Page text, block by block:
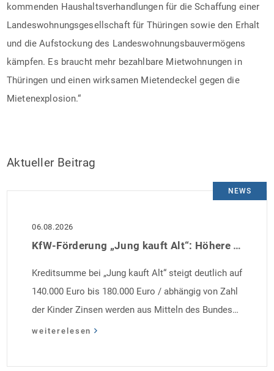
kommenden Haushaltsverhandlungen für die Schaffung einer
Landeswohnungsgesellschaft für Thüringen sowie den Erhalt
und die Aufstockung des Landeswohnungsbauvermögens
kämpfen. Es braucht mehr bezahlbare Mietwohnungen in
Thüringen und einen wirksamen Mietendeckel gegen die
Mietenexplosion.“
Aktueller Beitrag
NEWS
06.08.2026
KfW-Förderung „Jung kauft Alt“: Höhere Kredite ab August 2026
Kreditsumme bei „Jung kauft Alt“ steigt deutlich auf
140.000 Euro bis 180.000 Euro / abhängig von Zahl
der Kinder Zinsen werden aus Mitteln des Bundes
verbilligt: Heutiger Zins bei 0,53 Prozent effektiv bei
Antragstellende verpflichten sich zu energetischer
weiterelesen